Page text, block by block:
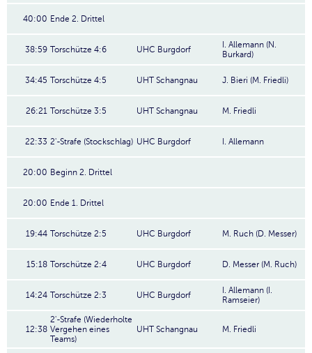
40:00 Ende 2. Drittel
38:59 Torschütze 4:6 UHC Burgdorf
I. Allemann (N.
Burkard)
34:45 Torschütze 4:5 UHT Schangnau J. Bieri (M. Friedli)
26:21 Torschütze 3:5 UHT Schangnau M. Friedli
22:33 2'-Strafe (Stockschlag) UHC Burgdorf I. Allemann
20:00 Beginn 2. Drittel
20:00 Ende 1. Drittel
19:44 Torschütze 2:5 UHC Burgdorf M. Ruch (D. Messer)
15:18 Torschütze 2:4 UHC Burgdorf D. Messer (M. Ruch)
14:24 Torschütze 2:3 UHC Burgdorf
I. Allemann (I.
Ramseier)
12:38
2'-Strafe (Wiederholte
Vergehen eines
Teams)
UHT Schangnau M. Friedli